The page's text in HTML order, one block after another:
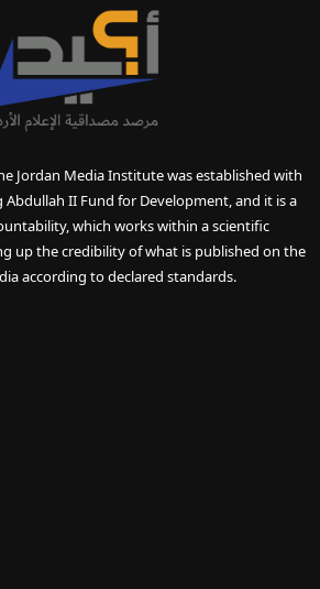
Jordan Media Institute was established with
II Fund for Development, and it is a
which works within a scientific
up the credibility of what is published on the
according to declared standards.